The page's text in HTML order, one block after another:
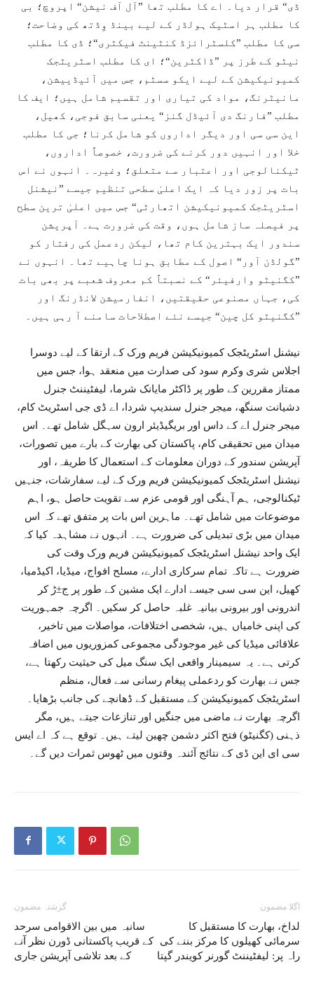
ڈی“ قرار دیا۔ اے کا مطلب تھا ”آل آف نیشن“ اپروچ؛ بی
کا مطلب ہر اسٹیک ہولڈر کے لیے بینڈ وِڈتھ کی وضاحت؛
سی کا مطلب ”کلسٹرائزڈ کنٹینٹ فیکٹری“؛ ڈی کا مطلب
نیٹو کے طرز پر ”ڈاکٹرین“؛ ای کا مطلب اسٹریٹجک
کمیونیکیشن کے لیے ایکو سسٹم، جس میں آئیڈییشن،
مانیٹرنگ، مواد کی تیاری اور تقسیم شامل ہیں؛ ایف کا
مطلب ”فارنگ دی آئیڈل گنز“ یعنی سابق فوجی، کھیل،
این سی سی اور دیگر اداروں کو شامل کرنا؛ جی کا مطلب
خلا اور انہیں دور کرنے کی ضرورت، خصوصاً اداروں،
ٹیکنالوجی اور اعتبار سے متعلق؛ وغیرہ۔ انہوں نے اس
بات پر زور دیا کہ ایک اعلیٰ سطحی تنظیم جیسے ”نیشنل
اسٹریٹجک کمیونیکیشن اتھارٹی“ جس میں اعلیٰ ترین سطح
پر فیصلہ ساز شامل ہوں، وقت کی ضرورت ہے۔ آپریشن
سندور ایک بہترین کام تھا، لیکن ردعمل کی رفتار کو
”گولڈن آور“ اصول کے مطابق ہونا چاہیے تھا۔ انہوں نے
”کگنیٹو وارفیئر“ کے نسبتاً کم معروف شعبے پر بھی بات
کی، جہاں مصنوعی حقیقتیں، انفارمیشن لانڈرنگ اور
”کگنیٹو کل چین“ جیسے نئے اصطلاحات سامنے آ رہی ہیں۔
نیشنل اسٹریٹجک کمیونیکیشن فریم ورک کے ارتقا کے لیے دوسرا
اجلاس شری وکرم سود کی صدارت میں منعقد ہوا، جس میں
ممتاز مقررین کے طور پر ڈاکٹر مایانک شرما، لیفٹیننٹ جنرل
دشیانت سنگھ، میجر جنرل سندیپ شردا، اے ڈی جی اسٹریٹ کام،
میجر جنرل اے کے داس اور بریگیڈیئر ارون سہگل شامل تھے۔ اس
میدان میں تحقیقی کام، پاکستان کی بھارت کے بارے میں تصورات،
آپریشن سندور کے دوران معلومات کے استعمال کا طریقہ، اور
نیشنل اسٹریٹجک کمیونیکیشن فریم ورک کے لیے سفارشات، جنہیں
ٹیکنالوجی، ہم آہنگی اور قومی عزم سے تقویت حاصل ہو، اہم
موضوعات میں شامل تھے۔ ماہرین اس بات پر متفق تھے کہ اس
میدان میں بڑی تبدیلی کی ضرورت ہے۔ انہوں نے مشاہدہ کیا کہ
ایک واحد نیشنل اسٹریٹجک کمیونیکیشن فریم ورک وقت کی
ضرورت ہے تاکہ تمام سرکاری ادارے، مسلح افواج، میڈیا، اکیڈمیا،
کھیل، این سی سی جیسے ادارے ایک مشین کے طور پر ج±ڑ کر
اندرونی اور بیرونی بیانیہ غلبہ حاصل کر سکیں۔ اگرچہ جمہوریت
کی اپنی خامیاں ہیں، شخصی اختلافات، مواصلات میں تاخیر،
علاقائی میڈیا کی غیر موجودگی مجموعی کمزوریوں میں اضافہ
کرتی ہے۔ یہ سیمینار واقعی ایک سنگ میل کی حیثیت رکھتا ہے،
جس نے بھارت کو ردعملی پیغام رسانی سے فعال، منظم
اسٹریٹجک کمیونیکیشن کے مستقبل کے ڈھانچے کی جانب بڑھایا۔
اگرچہ بھارت نے ماضی میں جنگیں اور تنازعات جیتے ہیں، مگر
ذہنی (کگنیٹو) فتح اکثر دشمن چھین لیتے ہیں۔ توقع ہے کہ اے ایس
سی ای این ڈی کے نتائج آئندہ وقتوں میں ٹھوس ثمرات دیں گے۔
گزشتہ مضمون
سانبہ میں بین الاقوامی سرحد
کے قریب پاکستانی ڈورن نظر آنے
کے بعد تلاشی آپریشن جاری
اگلا مضمون
لداخ، بھارت کا مستقبل کا
سرمائی کھیلوں کا مرکز بننے کی
راہ پر: لیفٹیننٹ گورنر کویندر گپتا